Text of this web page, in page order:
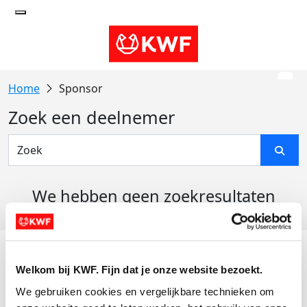
Welkom bij KWF. Fijn dat je onze website bezoekt.
We gebruiken cookies en vergelijkbare technieken om
Sponsor
Zoek een deelnemer
We hebben geen zoekresultaten
Actiematerialen
Evenementen